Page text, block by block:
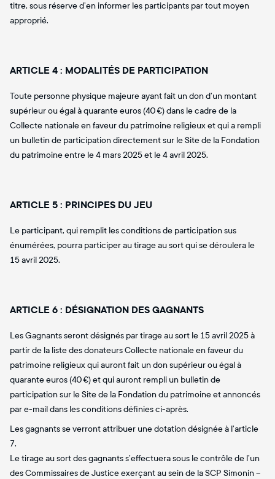
titre, sous réserve d’en informer les participants par tout moyen
approprié.
ARTICLE 4 : MODALITÉS DE PARTICIPATION
Toute personne physique majeure ayant fait un don d’un montant
supérieur ou égal à quarante euros (40 €) dans le cadre de la
Collecte nationale en faveur du patrimoine religieux et qui a rempli
un bulletin de participation directement sur le Site de la Fondation
du patrimoine entre le 4 mars 2025 et le 4 avril 2025.
ARTICLE 5 : PRINCIPES DU JEU
Le participant, qui remplit les conditions de participation sus
énumérées, pourra participer au tirage au sort qui se déroulera le
15 avril 2025.
ARTICLE 6 : DÉSIGNATION DES GAGNANTS
Les Gagnants seront désignés par tirage au sort le 15 avril 2025 à
partir de la liste des donateurs Collecte nationale en faveur du
patrimoine religieux qui auront fait un don supérieur ou égal à
quarante euros (40 €) et qui auront rempli un bulletin de
participation sur le Site de la Fondation du patrimoine et annoncés
par e-mail dans les conditions définies ci-après.
Les gagnants se verront attribuer une dotation désignée à l’article
7.
Le tirage au sort des gagnants s’effectuera sous le contrôle de l’un
des Commissaires de Justice exerçant au sein de la SCP Simonin –